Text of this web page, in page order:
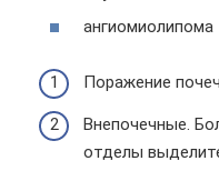
ангиомиолипома
Поражение
Внепочечные.
отделы